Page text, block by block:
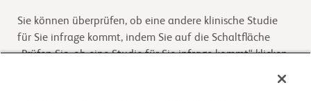
Sie können überprüfen, ob eine andere klinische Studie
für Sie infrage kommt, indem Sie auf die Schaltfläche
„Prüfen Sie, ob eine Studie für Sie infrage kommt“ klicken